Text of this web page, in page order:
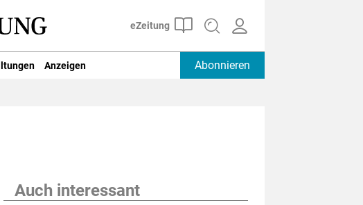
Anzeigen Abonnieren
Auch interessant